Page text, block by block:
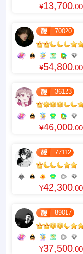
¥13,700.00
70020
¥54,800.00
36123
¥46,000.00
77112
¥42,300.00
89017
¥37,500.00